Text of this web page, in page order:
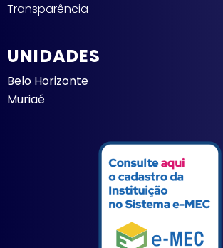
Transparência
UNIDADES
Belo Horizonte
Muriaé